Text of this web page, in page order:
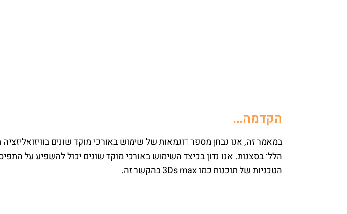
הקדמה...
במאמר זה, אנו נבחן מספר דוגמאות של שימוש באורכי מוקד שונים
הללו בסצנות. אנו נדון בכיצד השימוש באורכי מוקד שונים יכול להשפיע על
הטכניות של תוכנות כמו 3Ds max בהקשר זה.